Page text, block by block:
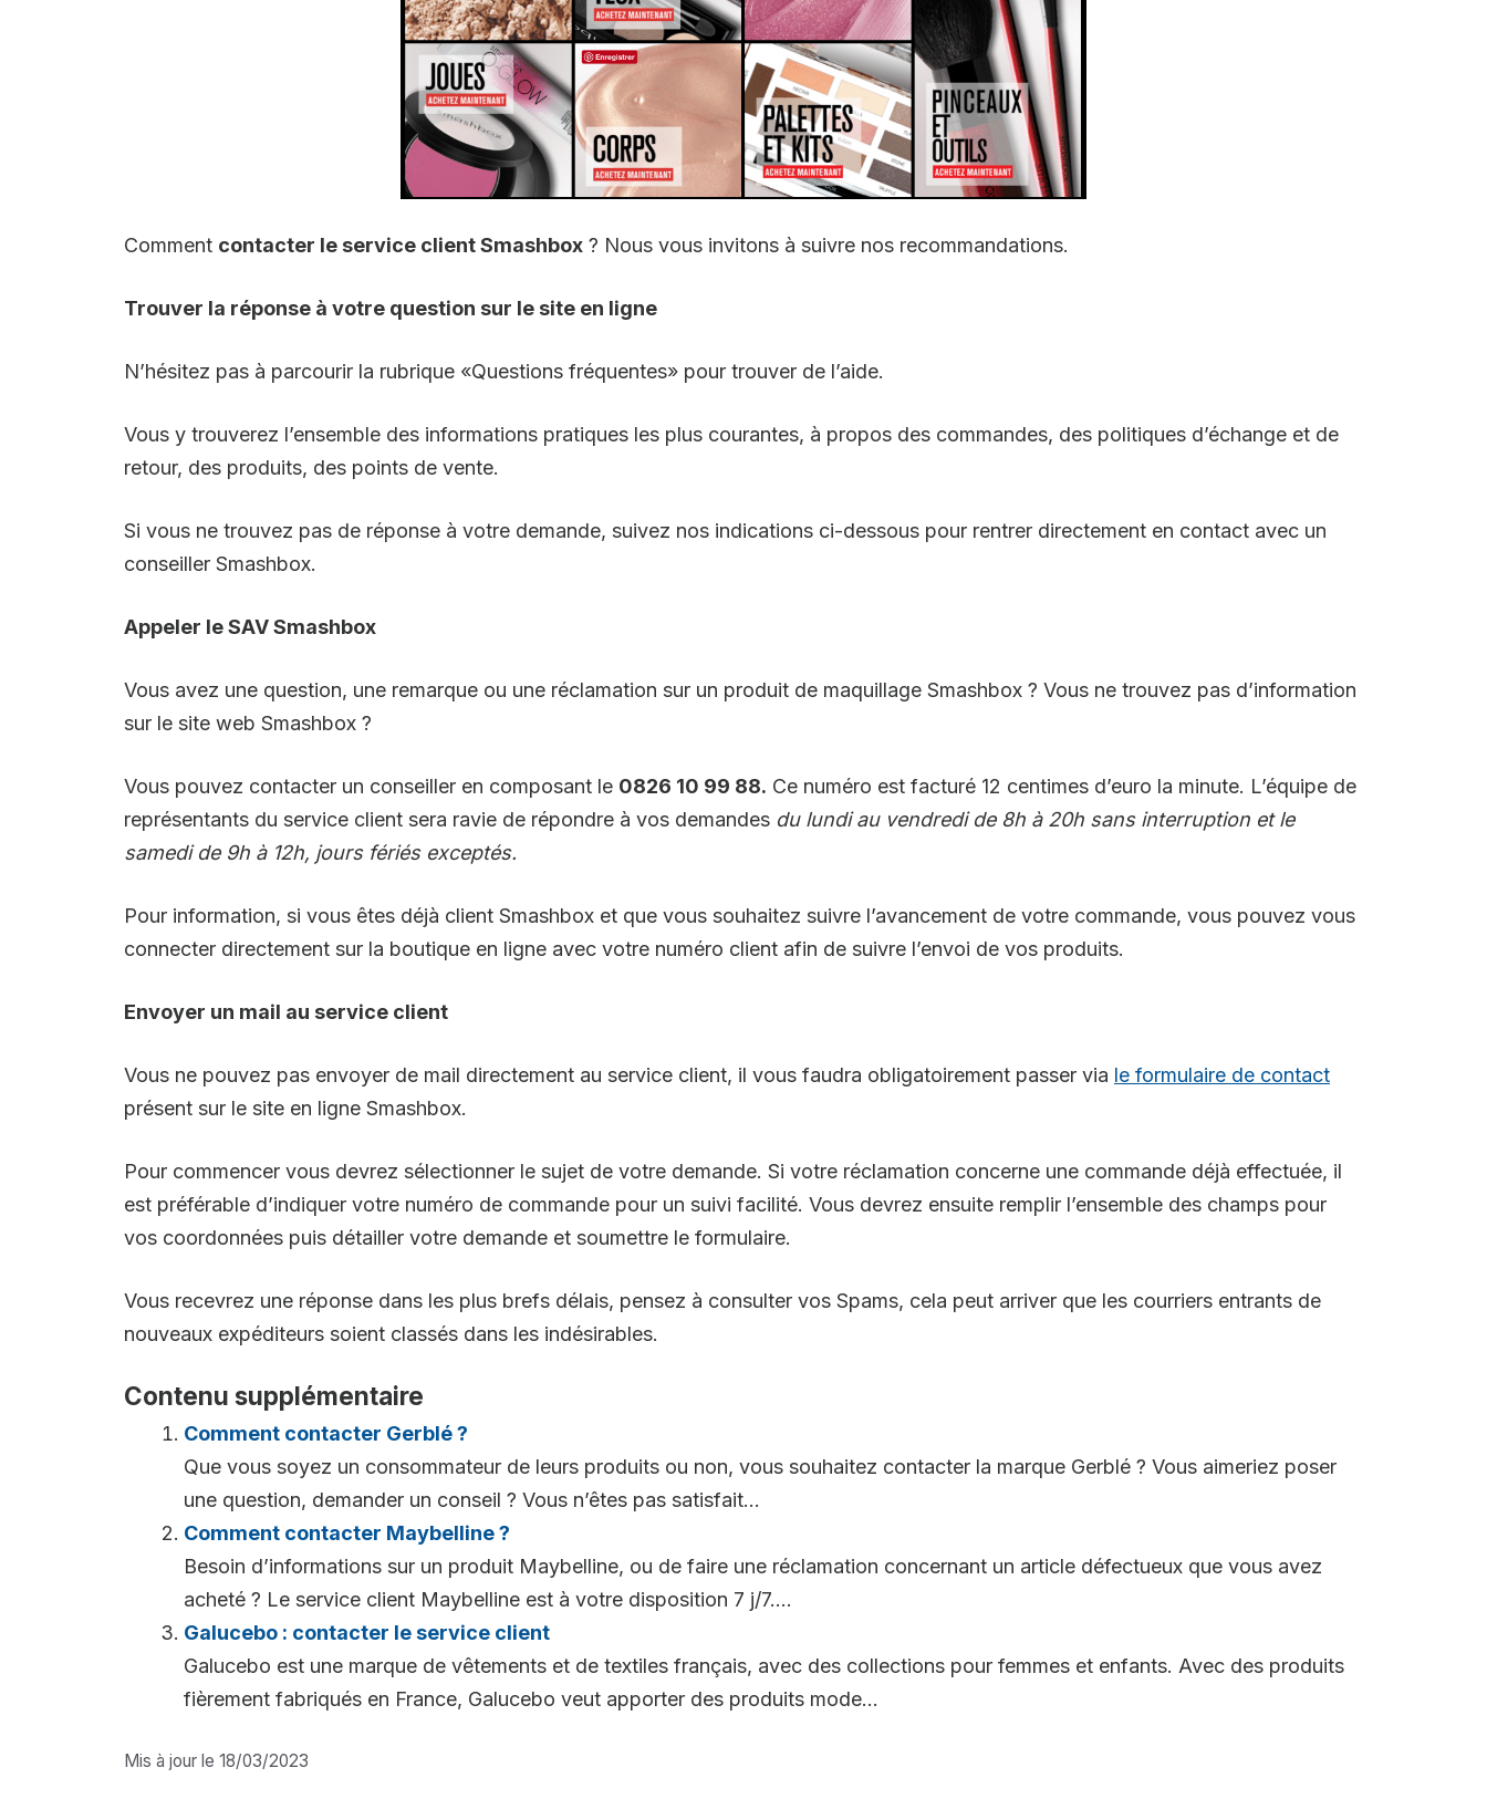
Comment contacter le service client Smashbox ? Nous vous invitons à suivre nos recommandations.
Trouver la réponse à votre question sur le site en ligne
N’hésitez pas à parcourir la rubrique «Questions fréquentes» pour trouver de l’aide.
Vous y trouverez l’ensemble des informations pratiques les plus courantes, à propos des commandes, des politiques d’échange et de
retour, des produits, des points de vente.
Si vous ne trouvez pas de réponse à votre demande, suivez nos indications ci-dessous pour rentrer directement en contact avec un
conseiller Smashbox.
Appeler le SAV Smashbox
Vous avez une question, une remarque ou une réclamation sur un produit de maquillage Smashbox ? Vous ne trouvez pas d’information
sur le site web Smashbox ?
Vous pouvez contacter un conseiller en composant le 0826 10 99 88. Ce numéro est facturé 12 centimes d’euro la minute. L’équipe de
représentants du service client sera ravie de répondre à vos demandes du lundi au vendredi de 8h à 20h sans interruption et le
samedi de 9h à 12h, jours fériés exceptés.
Pour information, si vous êtes déjà client Smashbox et que vous souhaitez suivre l’avancement de votre commande, vous pouvez vous
connecter directement sur la boutique en ligne avec votre numéro client afin de suivre l’envoi de vos produits.
Envoyer un mail au service client
Vous ne pouvez pas envoyer de mail directement au service client, il vous faudra obligatoirement passer via le formulaire de contact
présent sur le site en ligne Smashbox.
Pour commencer vous devrez sélectionner le sujet de votre demande. Si votre réclamation concerne une commande déjà effectuée, il
est préférable d’indiquer votre numéro de commande pour un suivi facilité. Vous devrez ensuite remplir l’ensemble des champs pour
vos coordonnées puis détailler votre demande et soumettre le formulaire.
Vous recevrez une réponse dans les plus brefs délais, pensez à consulter vos Spams, cela peut arriver que les courriers entrants de
nouveaux expéditeurs soient classés dans les indésirables.
Contenu supplémentaire
Comment contacter Gerblé ?
Que vous soyez un consommateur de leurs produits ou non, vous souhaitez contacter la marque Gerblé ? Vous aimeriez poser
une question, demander un conseil ? Vous n’êtes pas satisfait...
Comment contacter Maybelline ?
Besoin d’informations sur un produit Maybelline, ou de faire une réclamation concernant un article défectueux que vous avez
acheté ? Le service client Maybelline est à votre disposition 7 j/7....
Galucebo : contacter le service client
Galucebo est une marque de vêtements et de textiles français, avec des collections pour femmes et enfants. Avec des produits
fièrement fabriqués en France, Galucebo veut apporter des produits mode...
Mis à jour le 18/03/2023